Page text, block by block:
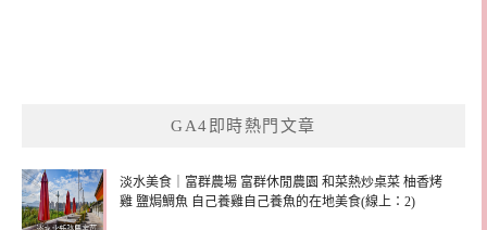
GA4即時熱門文章
淡水美食｜富群農場 富群休閒農園 和菜熱炒桌菜 柚香烤
雞 鹽焗鯛魚 自己養雞自己養魚的在地美食(線上：2)